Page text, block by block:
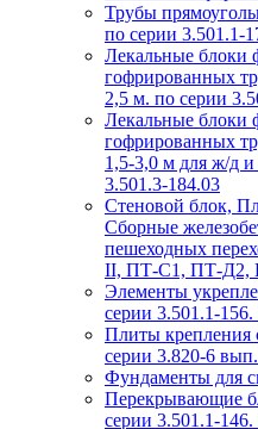
Трубы
по серии 3.501.1-
Лекальные блоки
гофрированных
2,5 м. по серии
Лекальные блоки
гофрированных
1,5-3,0 м для ж/д
3.501.3-184.03
Стеновой блок,
Сборные
пешеходных
II, ПТ-С1, ПТ-Д2,
Элементы
серии 3.501.1-
Плиты крепления
серии 3.820-6
Фундаменты для
Перекрывающие
серии 3.501.1-